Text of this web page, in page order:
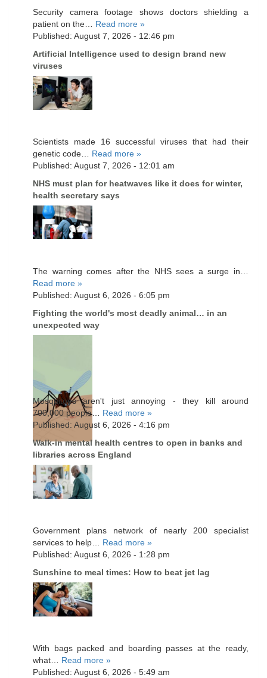
Security camera footage shows doctors shielding a
patient on the… Read more »
Published: August 7, 2026 - 12:46 pm
Artificial Intelligence used to design brand new
viruses
Scientists made 16 successful viruses that had their
genetic code… Read more »
Published: August 7, 2026 - 12:01 am
NHS must plan for heatwaves like it does for winter,
health secretary says
The warning comes after the NHS sees a surge in…
Read more »
Published: August 6, 2026 - 6:05 pm
Fighting the world's most deadly animal… in an
unexpected way
Mosquitoes aren't just annoying - they kill around
700,000 people… Read more »
Published: August 6, 2026 - 4:16 pm
Walk-in mental health centres to open in banks and
libraries across England
Government plans network of nearly 200 specialist
services to help… Read more »
Published: August 6, 2026 - 1:28 pm
Sunshine to meal times: How to beat jet lag
With bags packed and boarding passes at the ready,
what… Read more »
Published: August 6, 2026 - 5:49 am